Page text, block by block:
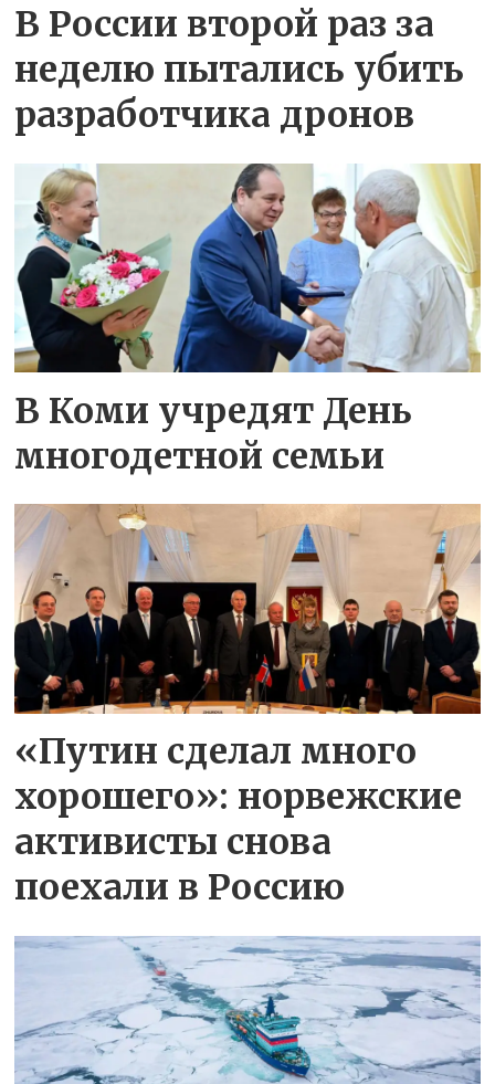
В России второй раз за
неделю пытались убить
разработчика дронов
В Коми учредят День
многодетной семьи
«Путин сделал много
хорошего»: норвежские
активисты снова
поехали в Россию